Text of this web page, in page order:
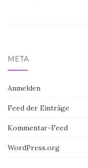
META
Anmelden
Feed der Einträge
Kommentar-Feed
WordPress.org